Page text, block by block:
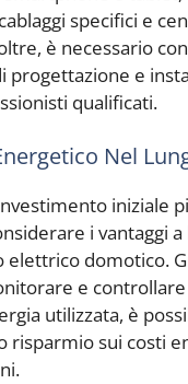
specifici e
è necessario
progettazione e
qualificati.
Nel
iniziale
i vantaggi
elettrico domotico.
e
utilizzata, è
risparmio sui costi